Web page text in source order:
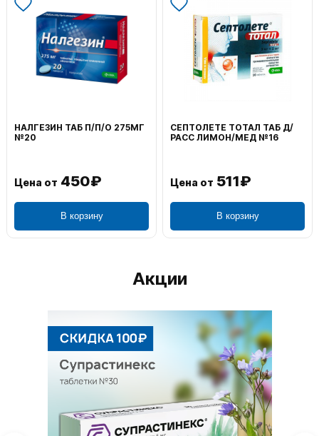
НАЛГЕЗИН ТАБ П/П/О 275МГ
№20
Цена от 450₽
В корзину
СЕПТОЛЕТЕ ТОТАЛ ТАБ Д/
РАСС ЛИМОН/МЕД №16
Цена от 511₽
В корзину
Акции